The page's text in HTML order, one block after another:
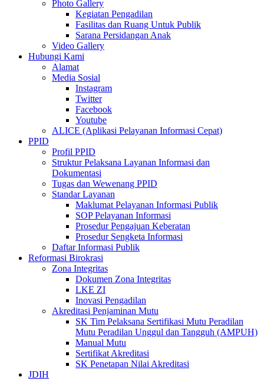
Photo Gallery
Kegiatan Pengadilan
Fasilitas dan Ruang Untuk Publik
Sarana Persidangan Anak
Video Gallery
Hubungi Kami
Alamat
Media Sosial
Instagram
Twitter
Facebook
Youtube
ALICE (Aplikasi Pelayanan Informasi Cepat)
PPID
Profil PPID
Struktur Pelaksana Layanan Informasi dan
Dokumentasi
Tugas dan Wewenang PPID
Standar Layanan
Maklumat Pelayanan Informasi Publik
SOP Pelayanan Informasi
Prosedur Pengajuan Keberatan
Prosedur Sengketa Informasi
Daftar Informasi Publik
Reformasi Birokrasi
Zona Integritas
Dokumen Zona Integritas
LKE ZI
Inovasi Pengadilan
Akreditasi Penjaminan Mutu
SK Tim Pelaksana Sertifikasi Mutu Peradilan
Mutu Peradilan Unggul dan Tangguh (AMPUH)
Manual Mutu
Sertifikat Akreditasi
SK Penetapan Nilai Akreditasi
JDIH